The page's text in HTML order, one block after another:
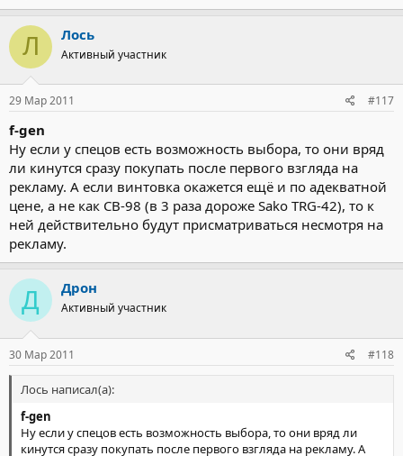
Л Лось
Активный участник
29 Мар 2011 #117
f-gen
Ну если у спецов есть возможность выбора, то они вряд
ли кинутся сразу покупать после первого взгляда на
рекламу. А если винтовка окажется ещё и по адекватной
цене, а не как СВ-98 (в 3 раза дороже Sako TRG-42), то к
ней действительно будут присматриваться несмотря на
рекламу.
Д Дрон
Активный участник
30 Мар 2011 #118
Лось написал(а):
f-gen
Ну если у спецов есть возможность выбора, то они вряд ли
кинутся сразу покупать после первого взгляда на рекламу. А